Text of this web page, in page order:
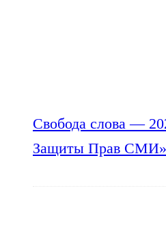
Свобода слова —
Защиты Прав СМИ»